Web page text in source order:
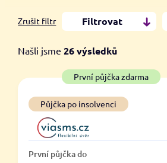
Zrušit filtr Filtrovat
Od
Do
První půjčka zdarma
–
Našli jsme26výsledků
První půjčka zdarma
Půjčka po insolvenci
První půjčka do